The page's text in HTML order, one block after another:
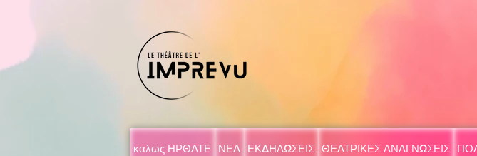
καλως ΗΡΘΑΤΕ ΝΕΑ ΕΚΔΗΛΩΣΕΙΣ ΘΕΑΤΡΙΚΕΣ ΑΝΑΓΝΩΣΕΙΣ